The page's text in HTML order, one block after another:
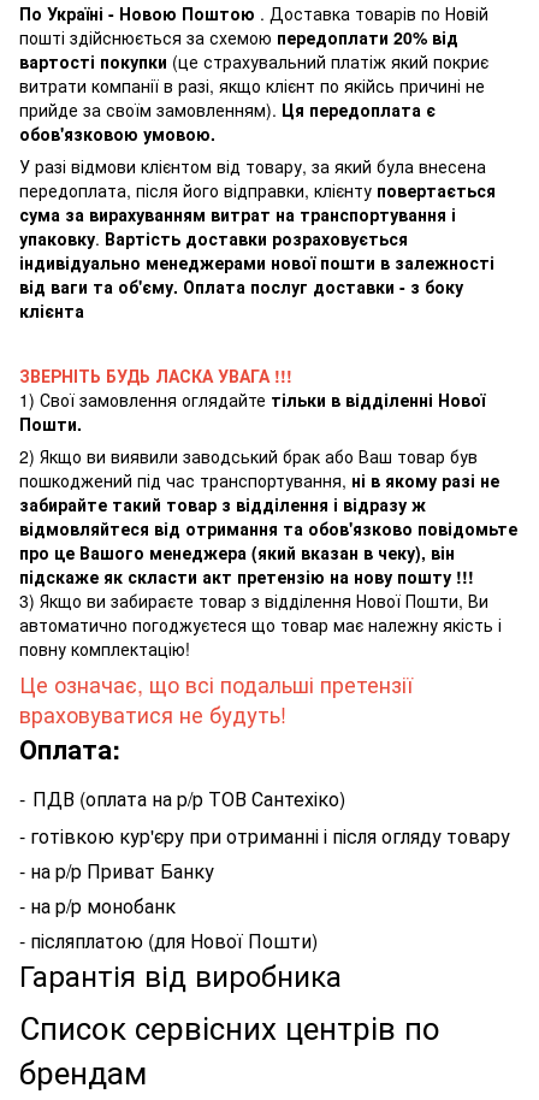
По Україні - Новою Поштою . Доставка товарів по Новій
пошті здійснюється за схемою передоплати 20% від
вартості покупки (це страхувальний платіж який покриє
витрати компанії в разі, якщо клієнт по якійсь причині не
прийде за своїм замовленням). Ця передоплата є
обов'язковою умовою.
У разі відмови клієнтом від товару, за який була внесена
передоплата, після його відправки, клієнту повертається
сума за вирахуванням витрат на транспортування і
упаковку. Вартість доставки розраховується
індивідуально менеджерами нової пошти в залежності
від ваги та об'єму. Оплата послуг доставки - з боку
клієнта
ЗВЕРНІТЬ БУДЬ ЛАСКА УВАГА !!!
1) Свої замовлення оглядайте тільки в відділенні Нової
Пошти.
2) Якщо ви виявили заводський брак або Ваш товар був
пошкоджений під час транспортування, ні в якому разі не
забирайте такий товар з відділення і відразу ж
відмовляйтеся від отримання та обов'язково повідомьте
про це Вашого менеджера (який вказан в чеку), він
підскаже як скласти акт претензію на нову пошту !!!
3) Якщо ви забираєте товар з відділення Нової Пошти, Ви
автоматично погоджуєтеся що товар має належну якість і
повну комплектацію!
Це означає, що всі подальші претензії
враховуватися не будуть!
Оплата:
- ПДВ (оплата на р/р ТОВ Сантехіко)
- готівкою кур'єру при отриманні і після огляду товару
- на р/р Приват Банку
- на р/р монобанк
- післяплатою (для Нової Пошти)
Гарантія від виробника
Список сервісних центрів по
брендам